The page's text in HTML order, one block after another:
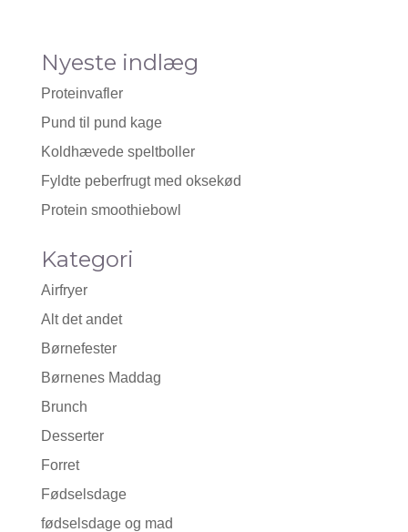
Nyeste indlæg
Proteinvafler
Pund til pund kage
Koldhævede speltboller
Fyldte peberfrugt med oksekød
Protein smoothiebowl
Kategori
Airfryer
Alt det andet
Børnefester
Børnenes Maddag
Brunch
Desserter
Forret
Fødselsdage
fødselsdage og mad